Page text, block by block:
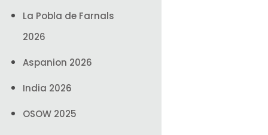
La Pobla de Farnals
2026
Aspanion 2026
India 2026
OSOW 2025